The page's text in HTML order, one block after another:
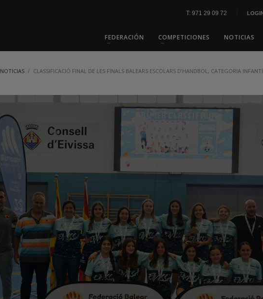
T: 971 29 09 72
FEDERACIÓN COMPETICIONES NOTICIAS
NOTICIAS CLASSIFICACIÓ FINAL DE LES FINALS BALEARS ESCOLARS D’HANDBOL, CATEGORIA